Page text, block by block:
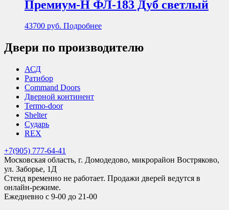
Премиум-Н ФЛ-183 Дуб светлый
43700 руб. Подробнее
Двери по производителю
АСД
Ратибор
Command Doors
Дверной континент
Termo-door
Shelter
Сударь
REX
+7(905) 777-64-41
Московская область, г. Домодедово, микрорайон Востряково,
ул. Заборье, 1Д
Стенд временно не работает. Продажи дверей ведутся в
онлайн-режиме.
Ежедневно с 9-00 до 21-00